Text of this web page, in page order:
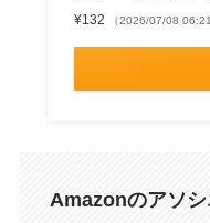
¥132 （2026/07/08
Amazonのアソ